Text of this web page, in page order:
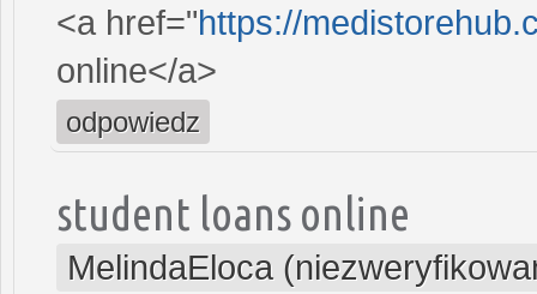
<a href="https://
online</a>
odpowiedz
student loans online
MelindaEloca